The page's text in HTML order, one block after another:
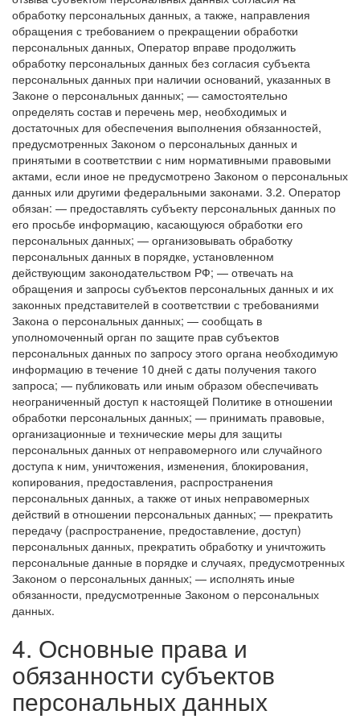
обработку персональных данных, а также, направления
обращения с требованием о прекращении обработки
персональных данных, Оператор вправе продолжить
обработку персональных данных без согласия субъекта
персональных данных при наличии оснований, указанных в
Законе о персональных данных; — самостоятельно
определять состав и перечень мер, необходимых и
достаточных для обеспечения выполнения обязанностей,
предусмотренных Законом о персональных данных и
принятыми в соответствии с ним нормативными правовыми
актами, если иное не предусмотрено Законом о персональных
данных или другими федеральными законами. 3.2. Оператор
обязан: — предоставлять субъекту персональных данных по
его просьбе информацию, касающуюся обработки его
персональных данных; — организовывать обработку
персональных данных в порядке, установленном
действующим законодательством РФ; — отвечать на
обращения и запросы субъектов персональных данных и их
законных представителей в соответствии с требованиями
Закона о персональных данных; — сообщать в
уполномоченный орган по защите прав субъектов
персональных данных по запросу этого органа необходимую
информацию в течение 10 дней с даты получения такого
запроса; — публиковать или иным образом обеспечивать
неограниченный доступ к настоящей Политике в отношении
обработки персональных данных; — принимать правовые,
организационные и технические меры для защиты
персональных данных от неправомерного или случайного
доступа к ним, уничтожения, изменения, блокирования,
копирования, предоставления, распространения
персональных данных, а также от иных неправомерных
действий в отношении персональных данных; — прекратить
передачу (распространение, предоставление, доступ)
персональных данных, прекратить обработку и уничтожить
персональные данные в порядке и случаях, предусмотренных
Законом о персональных данных; — исполнять иные
обязанности, предусмотренные Законом о персональных
данных.
4. Основные права и
обязанности субъектов
персональных данных